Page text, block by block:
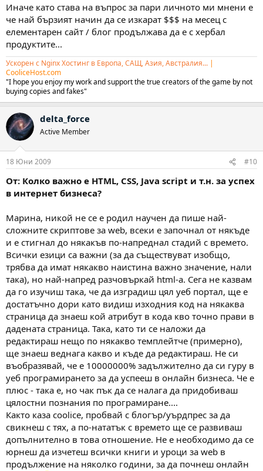
Иначе като става на въпрос за пари личното ми мнени е
че най бързият начин да се изкарат $$$ на месец с
елементарен сайт / блог продължава да е с хербал
продуктите...
Ускорен с Nginx Хостинг в Европа, САЩ, Азия, Австралия... |
CooliceHost.com
"I hope you enjoy my work and support the true creators of the game by not
buying copies and fakes"
delta_force
Active Member
18 Юни 2009 #10
От: Колко важно е HTML, CSS, Java script и т.н. за успех
в интернет бизнеса?
Марина, никой не се е родил научен да пише най-
сложните скриптове за web, всеки е започнал от някъде
и е стигнал до някакъв по-напреднал стадий с времето.
Всички езици са важни (за да съществуват изобщо,
трябва да имат някакво наистина важно значение, нали
така), но най-напред разчовъркай html-а. Сега не казвам
да го изучиш така, че да изградиш цял уеб портал, ще е
достатъчно дори като видиш изходния код на някаква
страница да знаеш кой атрибут в кода кво точно прави в
дадената страница. Така, като ти се наложи да
редактираш нещо по някакво темплейтче (примерно),
ще знаеш веднага какво и къде да редактираш. Не си
въобразявай, че е 10000000% задължително да си гуру в
уеб програмирането за да успееш в онлайн бизнеса. Че е
плюс - така е, но чак пък да се налага да придобиваш
цялостни познания по програмиране....
Както каза coolice, пробвай с блогър/уърдпрес за да
свикнеш с тях, а по-нататък с времето ще се развиваш
допълнително в това отношение. Не е необходимо да се
юрнеш да изчетеш всички книги и уроци за web в
продължение на няколко години, за да почнеш онлайн